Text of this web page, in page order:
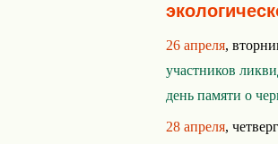
26 апреля,
участников
день памяти о
28 апреля,